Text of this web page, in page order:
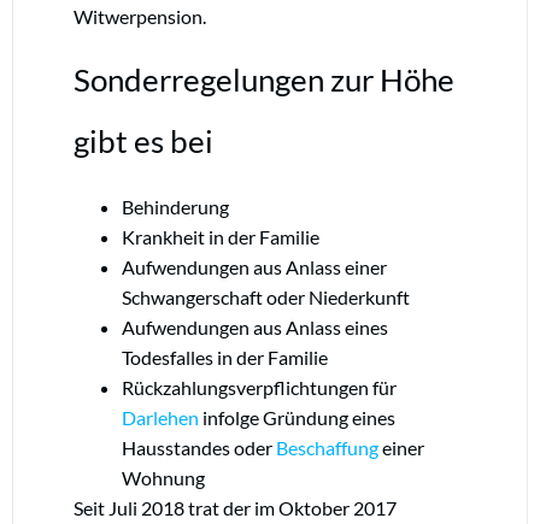
Witwerpension.
Sonderregelungen zur Höhe
gibt es bei
Behinderung
Krankheit in der Familie
Aufwendungen aus Anlass einer
Schwangerschaft oder Niederkunft
Aufwendungen aus Anlass eines
Todesfalles in der Familie
Rückzahlungsverpflichtungen für
Darlehen infolge Gründung eines
Hausstandes oder Beschaffungeiner
Wohnung
Seit Juli 2018 trat der im Oktober 2017